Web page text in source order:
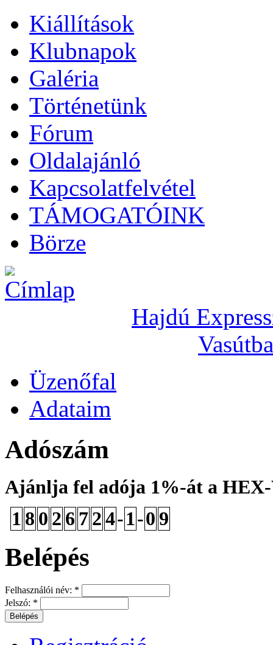
Kiállítások
Klubnapok
Galéria
Történetünk
Fórum
Oldalajánló
Kapcsolatfelvétel
TÁMOGATÓINK
Börze
Hajdú
Üzenőfal
Adataim
Adószám
Ajánlja fel adója 1%-át a HEX-
1 8 0 2 6 7 2 4-1-0 9
Belépés
Felhasználói név: *
Jelszó: *